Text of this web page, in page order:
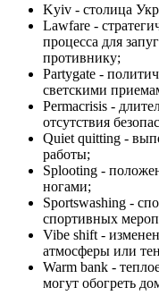
Kyiv - столица
Lawfare -
процесса для
противнику;
Partygate -
светскими
Permacrisis -
отсутствия
Quiet quitting -
работы;
Splooting -
ногами;
Sportswashing -
спортивных
Vibe shift -
атмосферы или
Warm bank -
могут обогреть